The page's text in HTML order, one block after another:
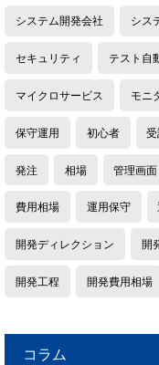
システム開発会社 シス
セキュリティ テスト自
マイクロサービス モニ
保守運用 初心者
発注 相場 管理画面
費用相場 運用保守
開発ディレクション 開
開発工程 開発費用相場
コラム